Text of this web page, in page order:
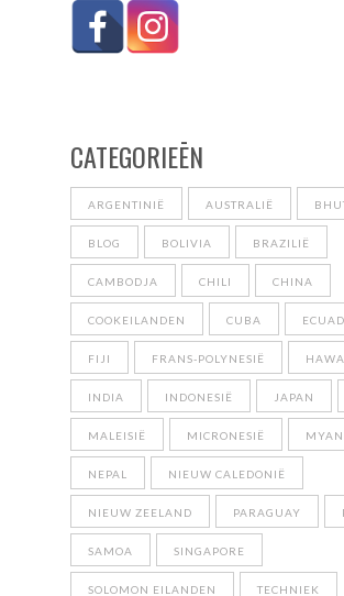
CATEGORIEĒN
ARGENTINIË AUSTRALIË
BLOG BOLIVIA BRAZILIË
CAMBODJA CHILI CHINA
COOKEILANDEN CUBA
FIJI FRANS-POLYNESIË
INDIA INDONESIË JAPAN
MALEISIË MICRONESIË
NEPAL NIEUW CALEDONIË
NIEUW ZEELAND PARAGUAY
SAMOA SINGAPORE
SOLOMON EILANDEN TECHNIEK